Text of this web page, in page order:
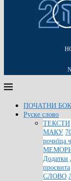
ПОЧАТНИ БОК
Руске слово
ТЕКСТИ
МАКУ
рочнїца
Додатки
просвита
СЛОВО